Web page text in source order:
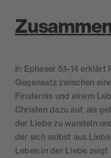
In Epheser 5,1–14 erklärt
Gegensatz zwischen
Finsternis und einem
Christen dazu auf, als
der Liebe zu wandeln
der sich selbst aus
Leben in der Liebe